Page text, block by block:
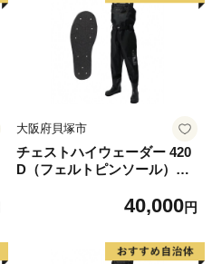
大阪府貝塚市
チェストハイウェーダー 420
D（フェルトピンソール）OH
40,000円